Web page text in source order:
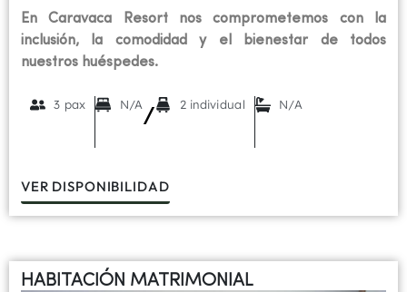
En Caravaca Resort nos comprometemos con la
inclusión, la comodidad y el bienestar de todos
nuestros huéspedes.
3 pax N/A
/
2 individual N/A
VER DISPONIBILIDAD
HABITACIÓN MATRIMONIAL